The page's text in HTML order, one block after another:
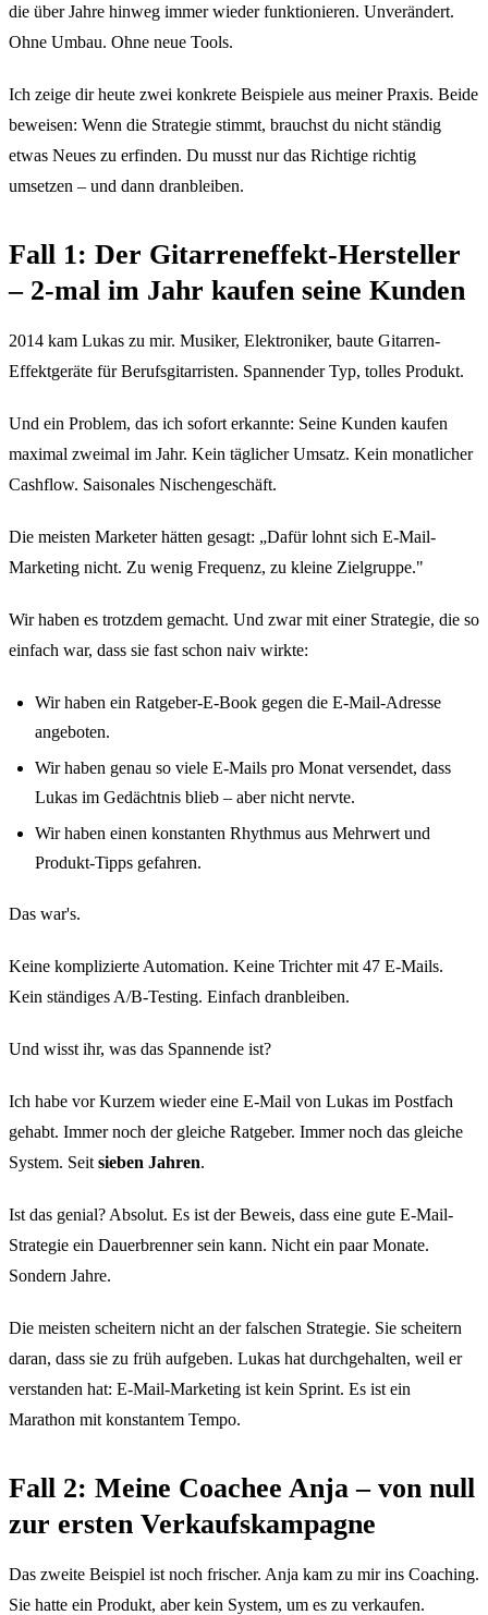
die über Jahre hinweg immer wieder funktionieren. Unverändert.
Ohne Umbau. Ohne neue Tools.
Ich zeige dir heute zwei konkrete Beispiele aus meiner Praxis. Beide
beweisen: Wenn die Strategie stimmt, brauchst du nicht ständig
etwas Neues zu erfinden. Du musst nur das Richtige richtig
umsetzen – und dann dranbleiben.
Fall 1: Der Gitarreneffekt-Hersteller
– 2-mal im Jahr kaufen seine Kunden
2014 kam Lukas zu mir. Musiker, Elektroniker, baute Gitarren-
Effektgeräte für Berufsgitarristen. Spannender Typ, tolles Produkt.
Und ein Problem, das ich sofort erkannte: Seine Kunden kaufen
maximal zweimal im Jahr. Kein täglicher Umsatz. Kein monatlicher
Cashflow. Saisonales Nischengeschäft.
Die meisten Marketer hätten gesagt: „Dafür lohnt sich E-Mail-
Marketing nicht. Zu wenig Frequenz, zu kleine Zielgruppe."
Wir haben es trotzdem gemacht. Und zwar mit einer Strategie, die so
einfach war, dass sie fast schon naiv wirkte:
Wir haben ein Ratgeber-E-Book gegen die E-Mail-Adresse
angeboten.
Wir haben genau so viele E-Mails pro Monat versendet, dass
Lukas im Gedächtnis blieb – aber nicht nervte.
Wir haben einen konstanten Rhythmus aus Mehrwert und
Produkt-Tipps gefahren.
Das war's.
Keine komplizierte Automation. Keine Trichter mit 47 E-Mails.
Kein ständiges A/B-Testing. Einfach dranbleiben.
Und wisst ihr, was das Spannende ist?
Ich habe vor Kurzem wieder eine E-Mail von Lukas im Postfach
gehabt. Immer noch der gleiche Ratgeber. Immer noch das gleiche
System. Seit sieben Jahren.
Ist das genial? Absolut. Es ist der Beweis, dass eine gute E-Mail-
Strategie ein Dauerbrenner sein kann. Nicht ein paar Monate.
Sondern Jahre.
Die meisten scheitern nicht an der falschen Strategie. Sie scheitern
daran, dass sie zu früh aufgeben. Lukas hat durchgehalten, weil er
verstanden hat: E-Mail-Marketing ist kein Sprint. Es ist ein
Marathon mit konstantem Tempo.
Fall 2: Meine Coachee Anja – von null
zur ersten Verkaufskampagne
Das zweite Beispiel ist noch frischer. Anja kam zu mir ins Coaching.
Sie hatte ein Produkt, aber kein System, um es zu verkaufen.